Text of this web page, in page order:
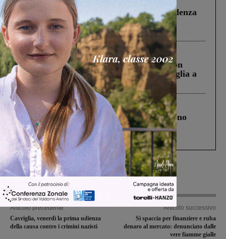
Piscina di Figline finanziata oltre la scadenza
Pnrr, il gruppo di Fratelli d’Italia: “Un
ringraziamento al Governo”
Cronaca 3 Agosto 2026
Scomparso da una struttura di Castiglion
Fiorentino l’uomo che aveva ucciso la figlia a
Levane nel 2020
Cronaca 4 Agosto 2026
Un anno fa la strage in A1 in cui morirono
Gianni, Giulia e Franco. Lo schianto, il
processo, lo stop ai sorpassi fra tir....
Articolo precedente
Cavriglia, venerdì la prima udienza
della causa contro i crimini nazisti
Articolo successivo
Si spaccia per finanziere e ruba
denaro al mercato: denunciato dalle
vere fiamme gialle